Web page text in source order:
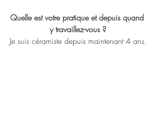
Quelle est votre pratique et depuis quand
y travaillez-vous ?
Je suis céramiste depuis maintenant 4 ans.